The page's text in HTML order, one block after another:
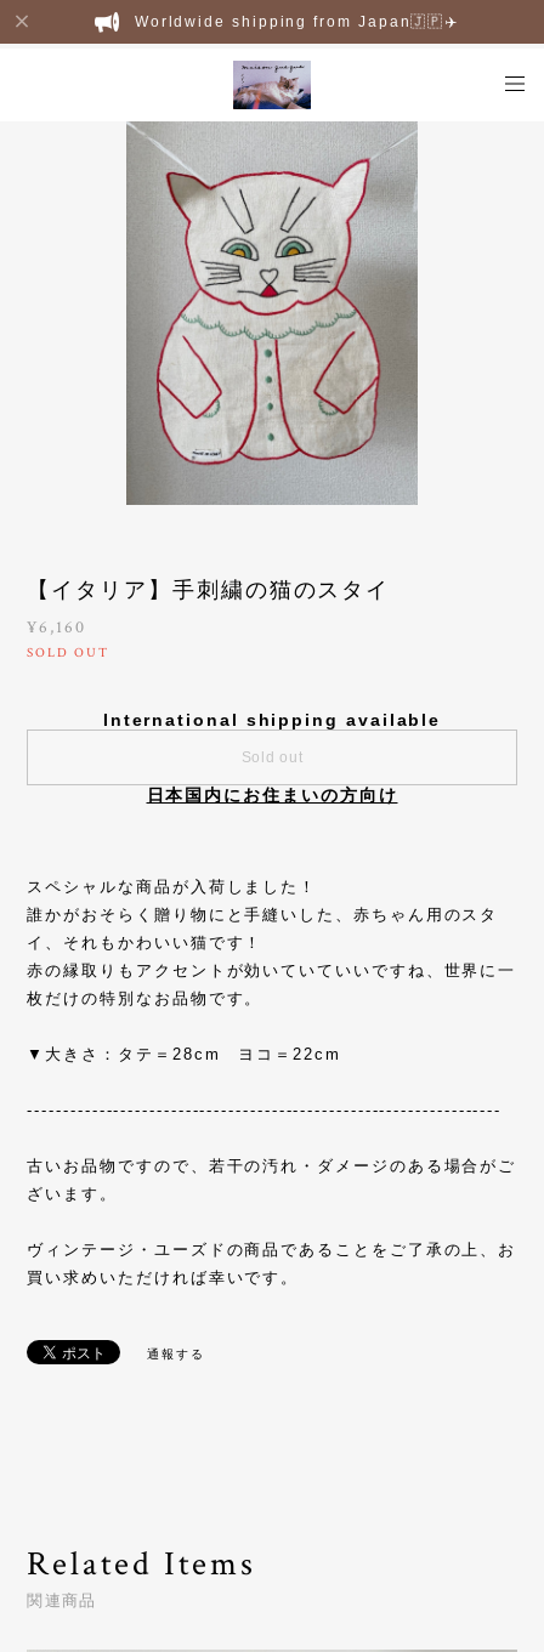
Worldwide shipping from Japan🇯🇵✈️
【イタリア】手刺繍の猫のスタイ
¥6,160
SOLD OUT
International shipping available
Sold out
日本国内にお住まいの方向け
スペシャルな商品が入荷しました！
誰かがおそらく贈り物にと手縫いした、赤ちゃん用のスタ
イ、それもかわいい猫です！
赤の縁取りもアクセントが効いていていいですね、世界に一
枚だけの特別なお品物です。
▼大きさ：タテ＝28cm ヨコ＝22cm
------------------------------------------------------------------
古いお品物ですので、若干の汚れ・ダメージのある場合がご
ざいます。
ヴィンテージ・ユーズドの商品であることをご了承の上、お
買い求めいただければ幸いです。
通報する
Related Items
関連商品